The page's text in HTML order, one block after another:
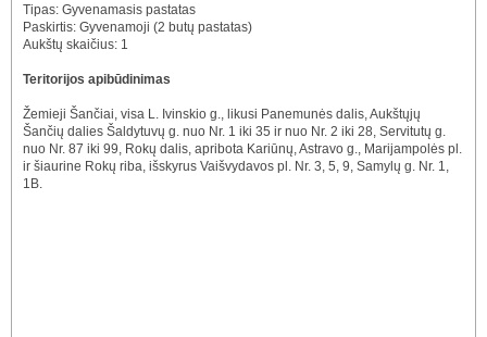
Tipas: Gyvenamasis pastatas
Paskirtis: Gyvenamoji (2 butų pastatas)
Aukštų skaičius: 1
Teritorijos apibūdinimas
Žemieji Šančiai, visa L. Ivinskio g., likusi Panemunės dalis, Aukštųjų
Šančių dalies Šaldytuvų g. nuo Nr. 1 iki 35 ir nuo Nr. 2 iki 28, Servitutų g.
nuo Nr. 87 iki 99, Rokų dalis, apribota Kariūnų, Astravo g., Marijampolės pl.
ir šiaurine Rokų riba, išskyrus Vaišvydavos pl. Nr. 3, 5, 9, Samylų g. Nr. 1,
1B.